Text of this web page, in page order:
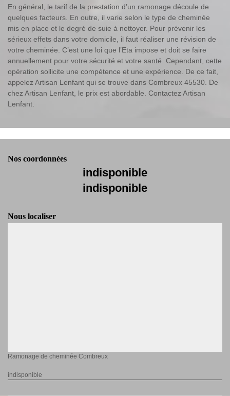
En général, le tarif de la prestation d’un ramonage découle de
quelques facteurs. En outre, il varie selon le type de cheminée
mis en place et le degré de suie à nettoyer. Pour prévenir les
sérieux effets dans votre domicile, il faut réaliser une révision de
votre cheminée. C’est une loi que l’Eta impose et doit se faire
annuellement pour votre sécurité et votre santé. Cependant, cette
opération sollicite une compétence et une expérience. De ce fait,
appelez Artisan Lenfant qui se trouve dans Combreux 45530. De
chez Artisan Lenfant, le prix est abordable. Contactez Artisan
Lenfant.
Nos coordonnées
indisponible
indisponible
Nous localiser
Ramonage de cheminée Combreux
indisponible